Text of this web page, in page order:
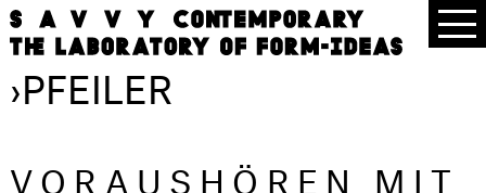
›PFEILER
VORAUSHÖREN MIT